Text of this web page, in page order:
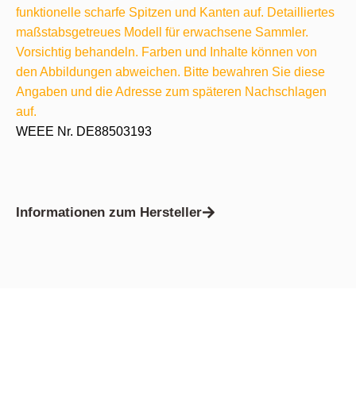
funktionelle scharfe Spitzen und Kanten auf. Detailliertes
maßstabsgetreues Modell für erwachsene Sammler.
Vorsichtig behandeln. Farben und Inhalte können von
den Abbildungen abweichen. Bitte bewahren Sie diese
Angaben und die Adresse zum späteren Nachschlagen
auf.
WEEE Nr. DE88503193
Informationen zum Hersteller